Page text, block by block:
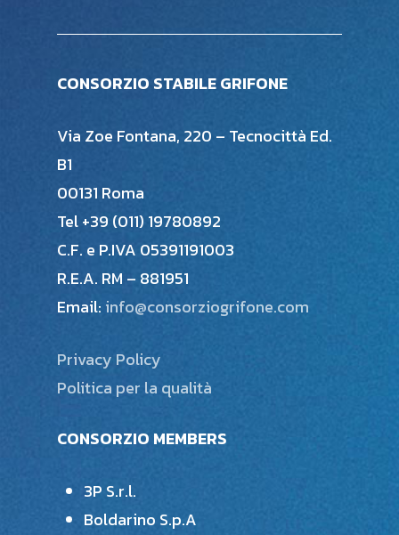
CONSORZIO STABILE GRIFONE
Via Zoe Fontana, 220 – Tecnocittà Ed.
B1
00131 Roma
Tel +39 (011) 19780892
C.F. e P.IVA 05391191003
R.E.A. RM – 881951
Email: info@consorziogrifone.com
Privacy Policy
Politica per la qualità
CONSORZIO MEMBERS
3P S.r.l.
Boldarino S.p.A